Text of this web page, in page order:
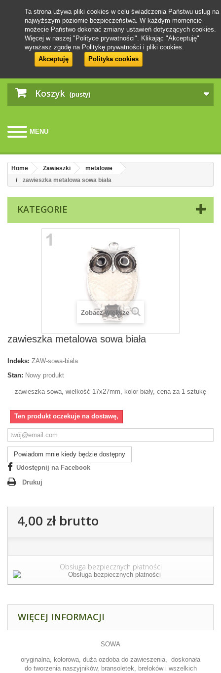
Koszyk (pusty)
MENU
Ta strona używa pliki cookies w celu świadczenia Państwu usług na
najwyższym poziomie bezpieczeństwa. W każdym momencie
możecie Państwo dokonać zmiany ustawień dotyczących cookies.
Więcej w naszej "Polityce prywatności". Klikając "Akceptuję"
wyrażasz zgodę na Politykę prywatności i pliki cookies.
Akceptuję
Polityka cookies
Home Zawieszki
metalowe
zawieszka metalowa sowa biała
KATEGORIE
Zobacz większe
zawieszka metalowa sowa biała
Indeks: ZAW-sowa-biala
Stan: Nowy produkt
zawieszka sowa, wielkość 17x27mm, kolor biały, cena za 1 sztukę
Ten produkt oczekuje na dostawę,
Powiadom mnie kiedy będzie dostępny
Udostępnij na Facebook
Drukuj
4,00 złbrutto
Obsługa bezpiecznych płatności
WIĘCEJ INFORMACJI
SOWA
oryginalna, kolorowa, duża ozdoba do zawieszenia, doskonała
do tworzenia naszyjników, bransoletek, breloków i wszelkich